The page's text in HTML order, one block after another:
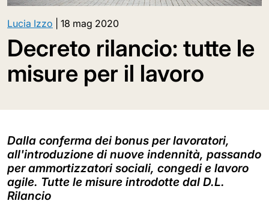
Lucia Izzo 18 mag 2020
Decreto rilancio: tutte le
misure per il lavoro
Dalla conferma dei bonus per lavoratori,
all'introduzione di nuove indennità, passando
per ammortizzatori sociali, congedi e lavoro
agile. Tutte le misure introdotte dal D.L.
Rilancio